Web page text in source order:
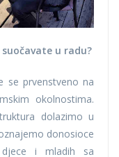
u radu?
se prvenstveno na
okolnostima.
dolazimo u
donosioce
i mladih sa